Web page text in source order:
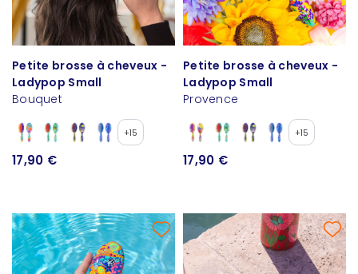
Petite brosse à cheveux -
Ladypop Small
Bouquet
+15
17,90 €
Petite brosse à cheveux -
Ladypop Small
Provence
+15
17,90 €